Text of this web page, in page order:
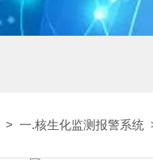
> 一.核生化监测报警系统